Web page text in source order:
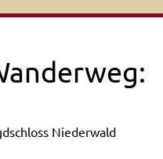
Niederwald